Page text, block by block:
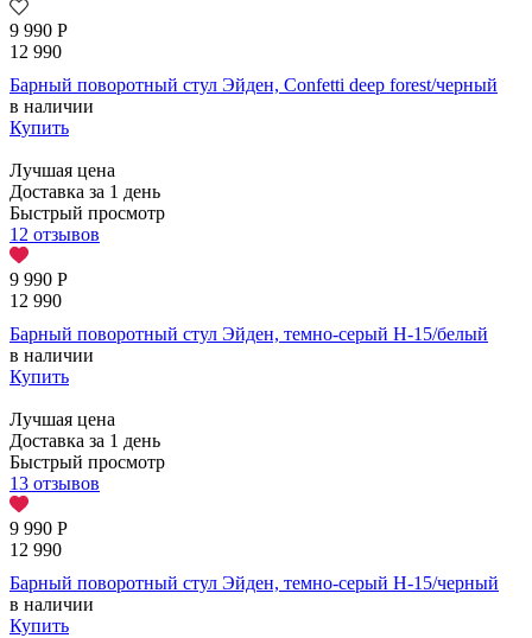
9 990 Р
12 990
Барный поворотный стул Эйден, Confetti deep forest/черный
в наличии
Купить
Лучшая цена
Доставка за 1 день
Быстрый просмотр
12 отзывов
9 990 Р
12 990
Барный поворотный стул Эйден, темно-серый H-15/белый
в наличии
Купить
Лучшая цена
Доставка за 1 день
Быстрый просмотр
13 отзывов
9 990 Р
12 990
Барный поворотный стул Эйден, темно-серый H-15/черный
в наличии
Купить